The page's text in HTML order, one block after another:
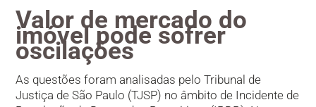
Valor de mercado do
imóvel pode sofrer
oscilações
As questões foram analisadas pelo Tribunal de
Justiça de São Paulo (TJSP) no âmbito de Incidente de